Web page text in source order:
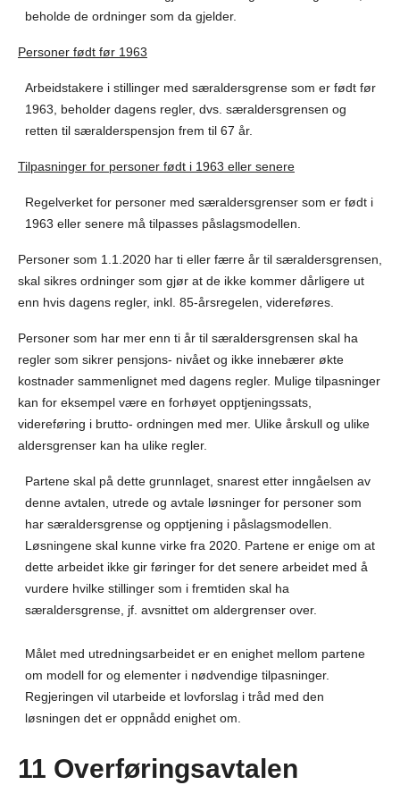
beholde de ordninger som da gjelder.
Personer født før 1963
Arbeidstakere i stillinger med særaldersgrense som er født før
1963, beholder dagens regler, dvs. særaldersgrensen og
retten til særalderspensjon frem til 67 år.
Tilpasninger for personer født i 1963 eller senere
Regelverket for personer med særaldersgrenser som er født i
1963 eller senere må tilpasses påslagsmodellen.
Personer som 1.1.2020 har ti eller færre år til særaldersgrensen,
skal sikres ordninger som gjør at de ikke kommer dårligere ut
enn hvis dagens regler, inkl. 85-årsregelen, videreføres.
Personer som har mer enn ti år til særaldersgrensen skal ha
regler som sikrer pensjons- nivået og ikke innebærer økte
kostnader sammenlignet med dagens regler. Mulige tilpasninger
kan for eksempel være en forhøyet opptjeningssats,
videreføring i brutto- ordningen med mer. Ulike årskull og ulike
aldersgrenser kan ha ulike regler.
Partene skal på dette grunnlaget, snarest etter inngåelsen av
denne avtalen, utrede og avtale løsninger for personer som
har særaldersgrense og opptjening i påslagsmodellen.
Løsningene skal kunne virke fra 2020. Partene er enige om at
dette arbeidet ikke gir føringer for det senere arbeidet med å
vurdere hvilke stillinger som i fremtiden skal ha
særaldersgrense, jf. avsnittet om aldergrenser over.
Målet med utredningsarbeidet er en enighet mellom partene
om modell for og elementer i nødvendige tilpasninger.
Regjeringen vil utarbeide et lovforslag i tråd med den
løsningen det er oppnådd enighet om.
11 Overføringsavtalen